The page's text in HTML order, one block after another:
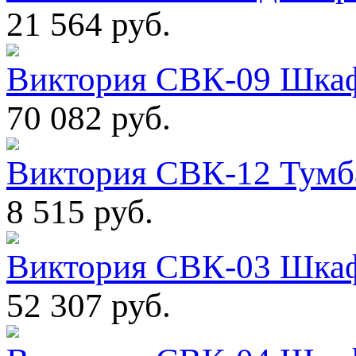
21 564 руб.
Виктория СВК-09
70 082 руб.
Виктория СВК-12
8 515 руб.
Виктория СВК-03
52 307 руб.